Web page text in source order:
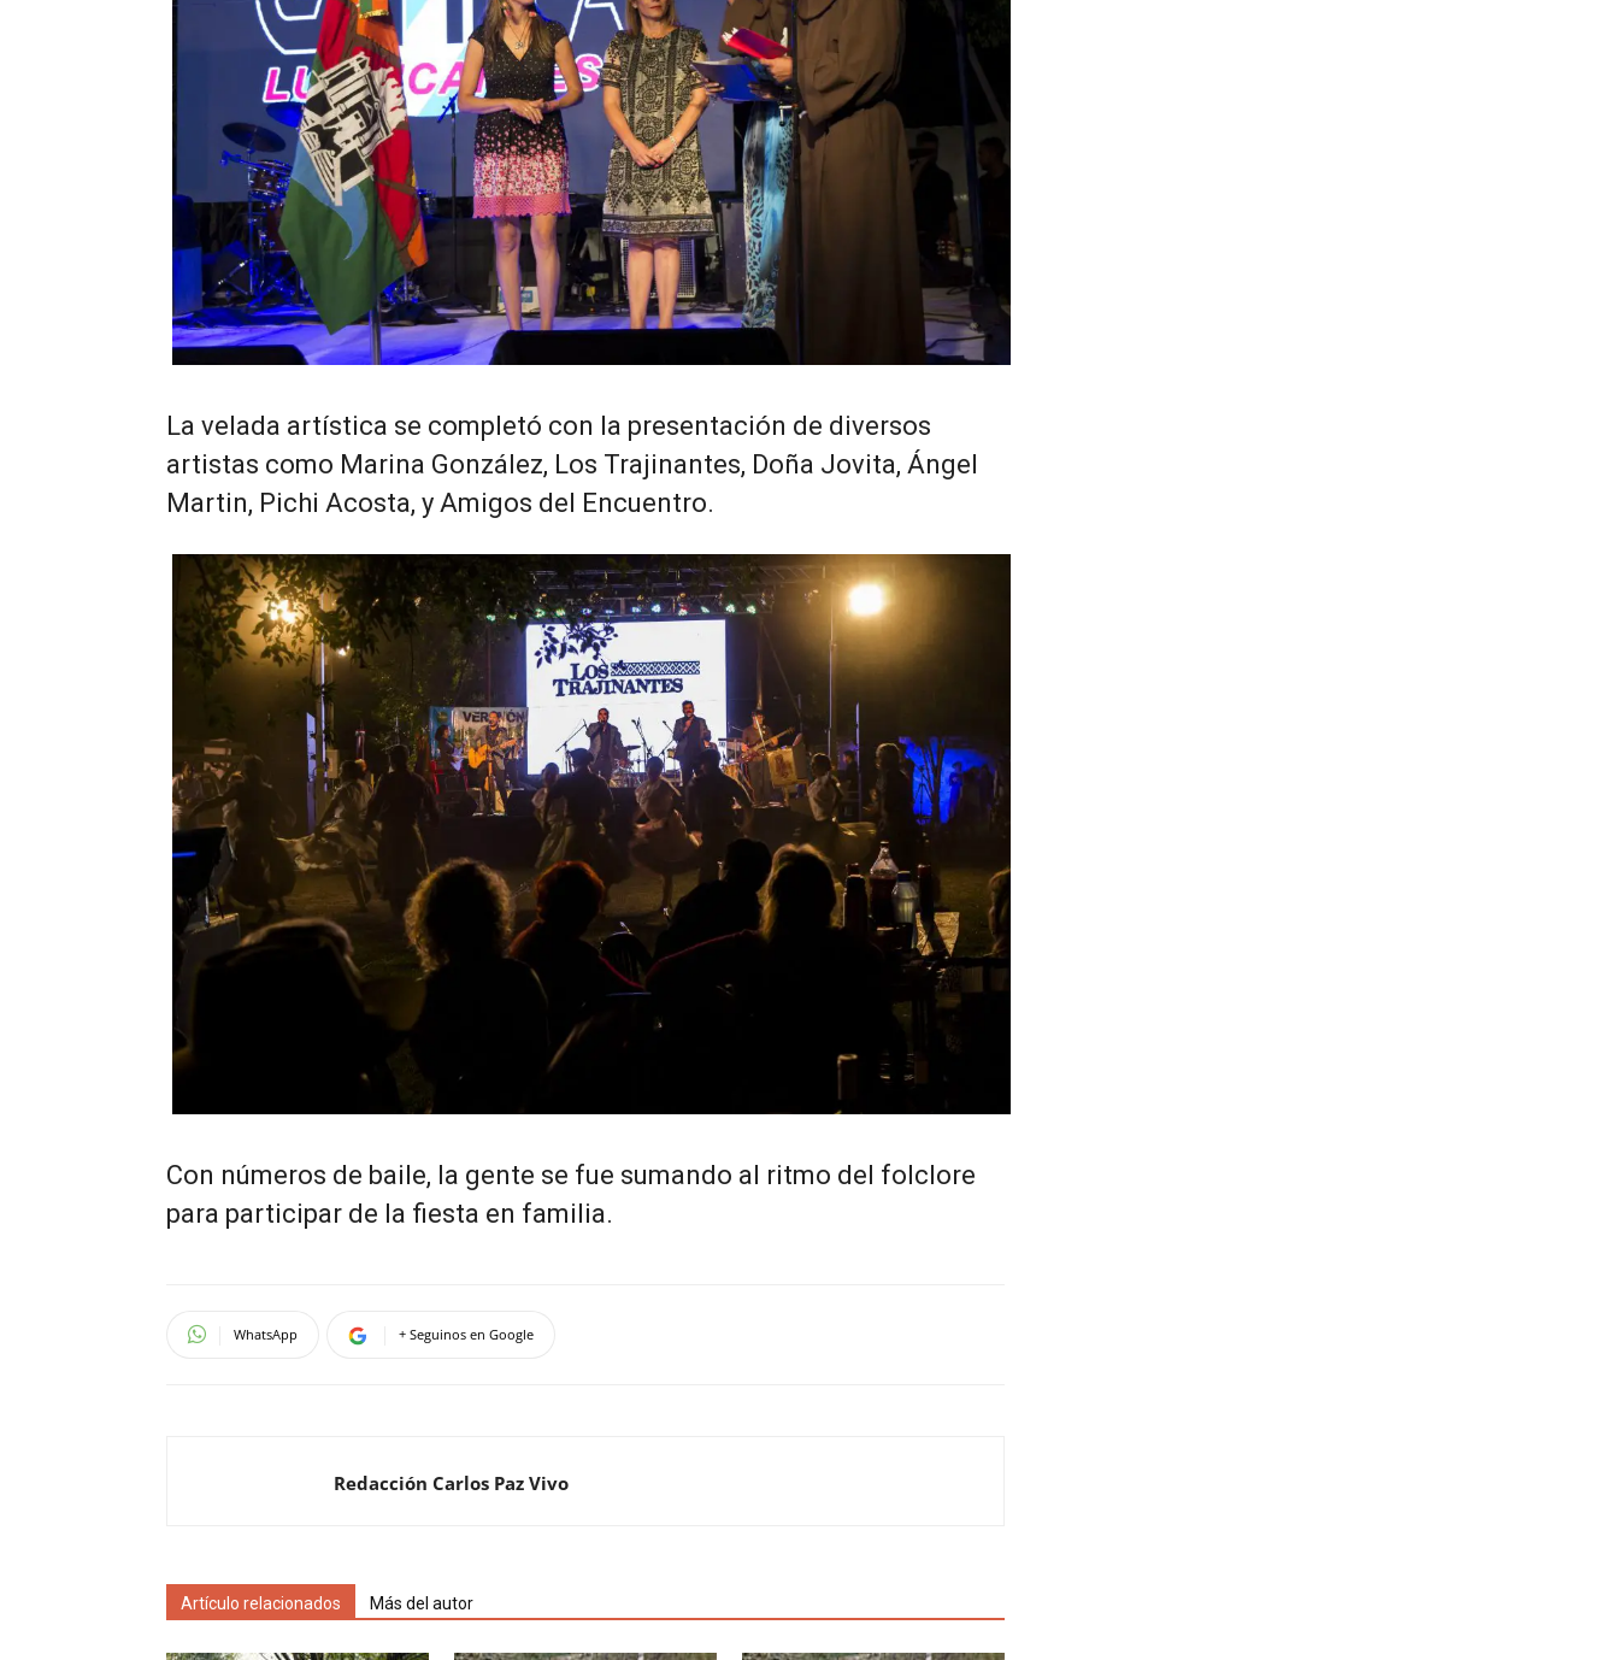
La velada artística se completó con la presentación de diversos
artistas como Marina González, Los Trajinantes, Doña Jovita, Ángel
Martin, Pichi Acosta, y Amigos del Encuentro.
Con números de baile, la gente se fue sumando al ritmo del folclore
para participar de la fiesta en familia.
WhatsApp + Seguinos en Google
Redacción Carlos Paz Vivo
Artículo relacionados Más del autor